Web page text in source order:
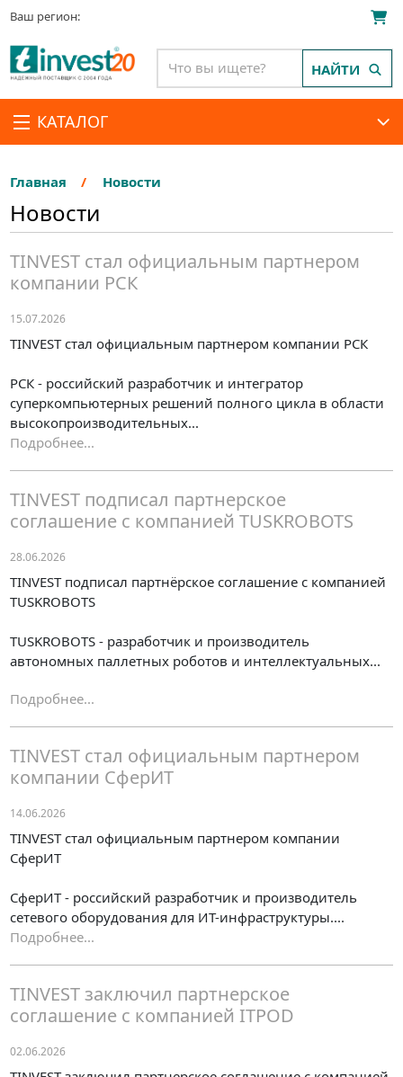
Ваш регион:
КАТАЛОГ
НАЙТИ
Главная Новости
Новости
TINVEST стал официальным партнером
компании РСК
15.07.2026
TINVEST стал официальным партнером компании РСК
РСК - российский разработчик и интегратор
суперкомпьютерных решений полного цикла в области
высокопроизводительных...
Подробнее...
TINVEST подписал партнерское
соглашение с компанией TUSKROBOTS
28.06.2026
TINVEST подписал партнёрское соглашение с компанией
TUSKROBOTS
TUSKROBOTS - разработчик и производитель
автономных паллетных роботов и интеллектуальных...
Подробнее...
TINVEST стал официальным партнером
компании СферИТ
14.06.2026
TINVEST стал официальным партнером компании
СферИТ
СферИТ - российский разработчик и производитель
сетевого оборудования для ИТ-инфраструктуры....
Подробнее...
TINVEST заключил партнерское
соглашение с компанией ITPOD
02.06.2026